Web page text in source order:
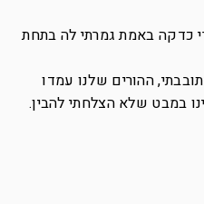
כדקה באמת גמרתי לה בתחת
ההורים שלנו עמדו
במבט שלא הצלחתי להבין.